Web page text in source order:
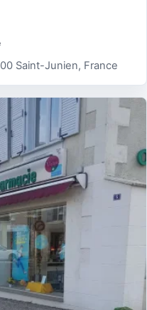
Saint-Junien, France